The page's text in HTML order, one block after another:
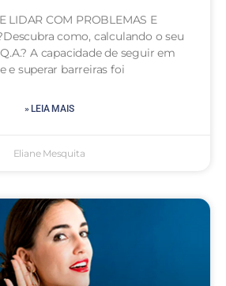
LIDAR COM PROBLEMAS E
como, calculando o seu
A capacidade de seguir em
e superar barreiras foi
» LEIA MAIS
Eliane Mesquita